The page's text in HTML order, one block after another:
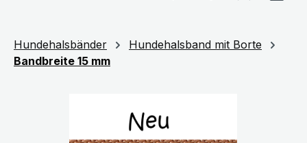
Hundehalsbänder
Hundehalsband mit Borte
Bandbreite 15 mm